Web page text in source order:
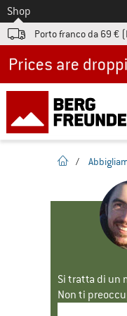
Allo
Shop
Porto franco da 69 €
pagina iniziale
/
Si tratta di un
Non ti